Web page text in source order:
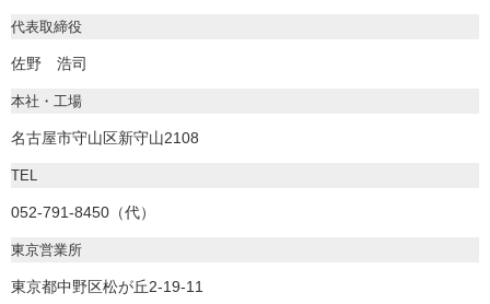
代表取締役
佐野 浩司
本社・工場
名古屋市守山区新守山2108
TEL
052-791-8450（代）
東京営業所
東京都中野区松が丘2-19-11